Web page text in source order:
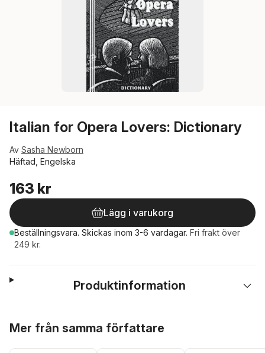
Italian for Opera Lovers: Dictionary
Av Sasha Newborn
Häftad, Engelska
163 kr
Lägg i varukorg
Beställningsvara. Skickas inom 3-6 vardagar. Fri frakt över
249 kr.
Produktinformation
Mer från samma författare